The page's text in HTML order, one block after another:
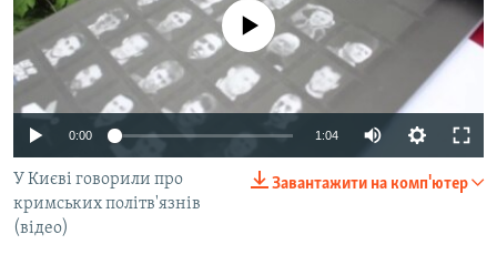
ДЕПОРТАЦІЯ
ВІДЕОУРОКИ «ELIFBE»
СВІДЧЕННЯ ОКУПАЦІЇ
УКРАЇНСЬКА ПРОБЛЕМА КРИМУ
ІНФОГРАФІКА
ЯК ОБІЙТИ БЛОКУВАННЯ
Русский
Qırımtatar
ДОЛУЧАЙСЯ!
No media source currently available
0:00 1:04
Завантажити на комп'ютер
У Києві говорили про
кримських політв'язнів
(відео)